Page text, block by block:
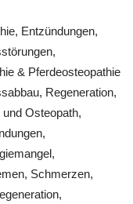
Entzündungen,
& Pferdeosteopathie
Regeneration,
Osteopath,
Schmerzen,